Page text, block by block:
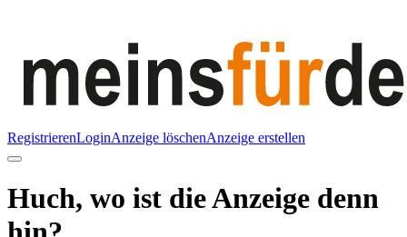
RegistrierenLoginAnzeige löschenAnzeige erstellen
Huch, wo ist die Anzeige denn